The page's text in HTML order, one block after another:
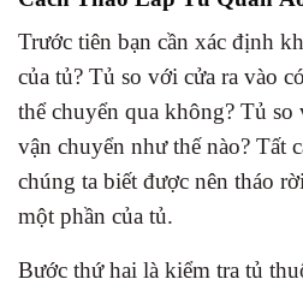
Trước tiên bạn cần xác định
của tủ? Tủ so với cửa ra vào
thể chuyển qua không? Tủ
vận chuyển như thế nào? Tất
chúng ta biết được nên tháo
một phần của tủ.
Bước thứ hai là kiểm tra tủ